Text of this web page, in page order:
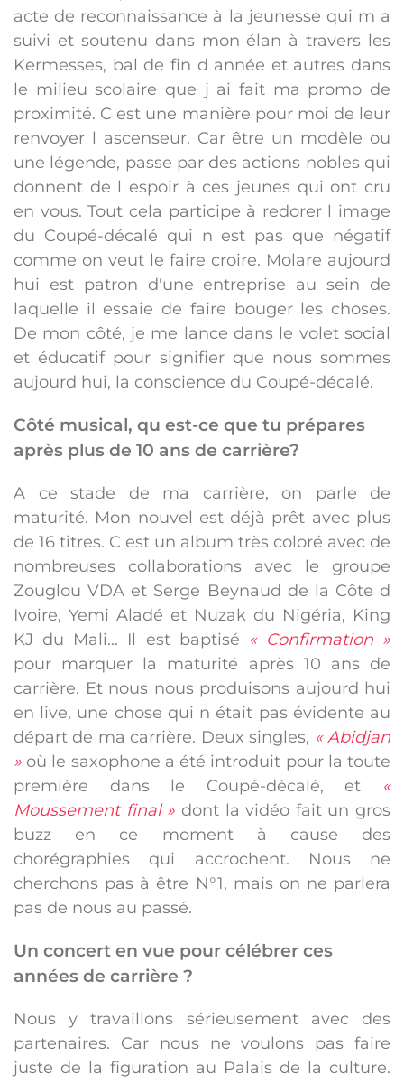
acte de reconnaissance à la jeunesse qui m a
suivi et soutenu dans mon élan à travers les
Kermesses, bal de fin d année et autres dans
le milieu scolaire que j ai fait ma promo de
proximité. C est une manière pour moi de leur
renvoyer l ascenseur. Car être un modèle ou
une légende, passe par des actions nobles qui
donnent de l espoir à ces jeunes qui ont cru
en vous. Tout cela participe à redorer l image
du Coupé-décalé qui n est pas que négatif
comme on veut le faire croire. Molare aujourd
hui est patron d'une entreprise au sein de
laquelle il essaie de faire bouger les choses.
De mon côté, je me lance dans le volet social
et éducatif pour signifier que nous sommes
aujourd hui, la conscience du Coupé-décalé.
Côté musical, qu est-ce que tu prépares
après plus de 10 ans de carrière?
A ce stade de ma carrière, on parle de
maturité. Mon nouvel est déjà prêt avec plus
de 16 titres. C est un album très coloré avec de
nombreuses collaborations avec le groupe
Zouglou VDA et Serge Beynaud de la Côte d
Ivoire, Yemi Aladé et Nuzak du Nigéria, King
KJ du Mali... Il est baptisé « Confirmation »
pour marquer la maturité après 10 ans de
carrière. Et nous nous produisons aujourd hui
en live, une chose qui n était pas évidente au
départ de ma carrière. Deux singles, « Abidjan
» où le saxophone a été introduit pour la toute
première dans le Coupé-décalé, et «
Moussement final » dont la vidéo fait un gros
buzz en ce moment à cause des
chorégraphies qui accrochent. Nous ne
cherchons pas à être N°1, mais on ne parlera
pas de nous au passé.
Un concert en vue pour célébrer ces
années de carrière ?
Nous y travaillons sérieusement avec des
partenaires. Car nous ne voulons pas faire
juste de la figuration au Palais de la culture.